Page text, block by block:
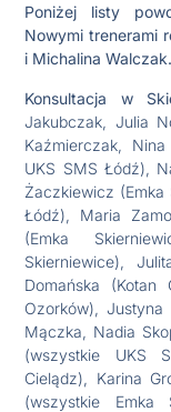
Poniżej listy
Nowymi trenerami
i Michalina Walczak.
Konsultacja w
Jakubczak, Julia
Kaźmierczak,
UKS SMS Łódź),
Żaczkiewicz (Emka
Łódź), Maria
(Emka
Skierniewice),
Domańska (Kotan
Ozorków), Justyna
Mączka, Nadia
(wszystkie UKS
Cielądz), Karina
(wszystkie Emka